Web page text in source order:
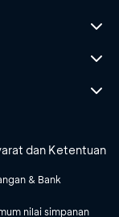
& Bank
nilai simpanan
dan Ketentuan